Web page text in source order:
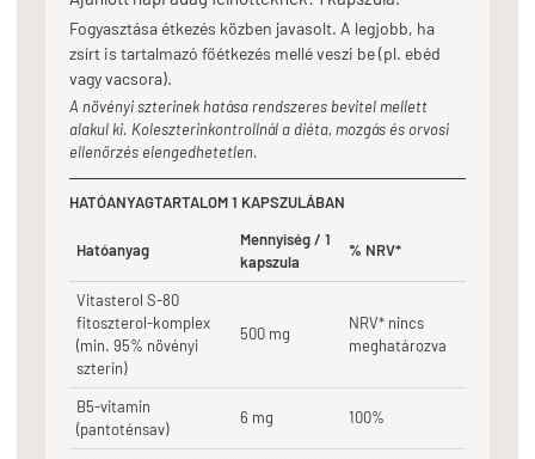
Fogyasztása étkezés közben javasolt. A legjobb, ha
zsírt is tartalmazó főétkezés mellé veszi be (pl. ebéd
vagy vacsora).
A növényi szterinek hatása rendszeres bevitel mellett
alakul ki. Koleszterinkontrollnál a diéta, mozgás és orvosi
ellenőrzés elengedhetetlen.
HATÓANYAGTARTALOM 1 KAPSZULÁBAN
Hatóanyag
Mennyiség / 1
kapszula
% NRV*
Vitasterol S-80
fitoszterol-komplex
(min. 95% növényi
szterin)
500 mg
NRV* nincs
meghatározva
B5-vitamin
(pantoténsav)
6 mg 100%